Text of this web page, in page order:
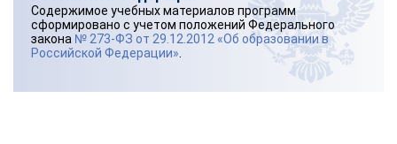
Содержимое учебных материалов программ
сформировано с учетом положений Федерального
закона № 273-ФЗ от 29.12.2012 «Об образовании в
Российской Федерации»